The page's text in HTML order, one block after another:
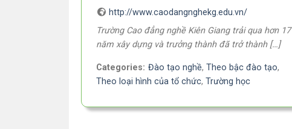
http://www.caodangnghekg.edu.vn/
Trường Cao đẳng nghề Kiên Giang trải qua hơn 17
năm xây dựng và trưởng thành đã trở thành […]
Categories: Đào tạo nghề,Theo bậc đào tạo,
Theo loại hình của tổ chức,Trường học